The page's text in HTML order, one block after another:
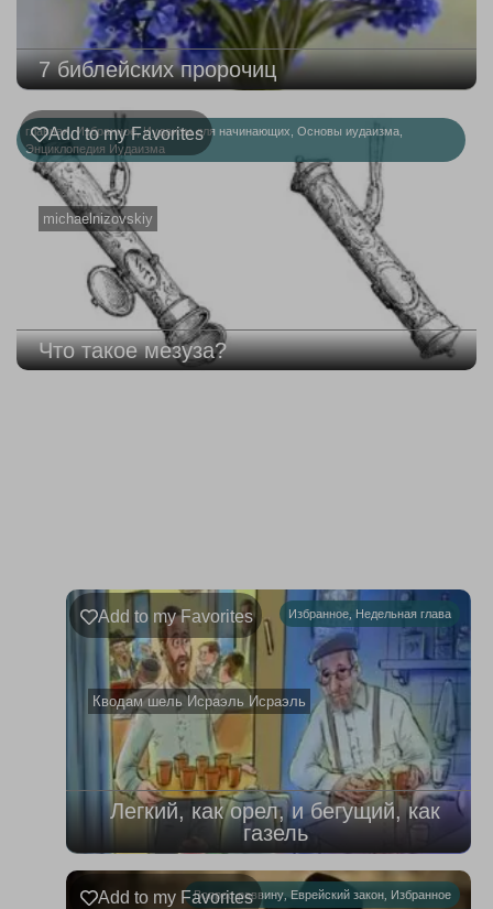
7 библейских пророчиц
главная,Избранное,Иудаизм для начинающих Основы иудаизма
Энциклопедия Иудаизма
michaelnizovskiy
Add to my Favorites
Что такое мезуза?
Ръэ
02.08.2026
08.08.2026
Избранное Недельная глава
Кводам шель Исраэль Исраэль
Add to my Favorites
Легкий, как орел, и бегущий, как
газель
Вопрос раввину Еврейский закон Избранное
Add to my Favorites